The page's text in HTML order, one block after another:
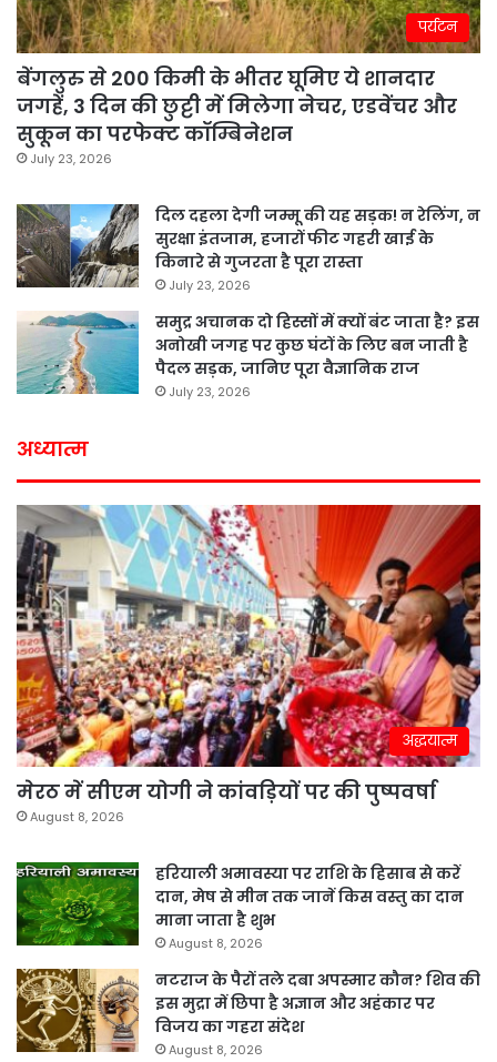
पर्यटन
बेंगलुरु से 200 किमी के भीतर घूमिए ये शानदार
जगहें, 3 दिन की छुट्टी में मिलेगा नेचर, एडवेंचर और
सुकून का परफेक्ट कॉम्बिनेशन
July 23, 2026
दिल दहला देगी जम्मू की यह सड़क! न रेलिंग, न
सुरक्षा इंतजाम, हजारों फीट गहरी खाई के
किनारे से गुजरता है पूरा रास्ता
July 23, 2026
समुद्र अचानक दो हिस्सों में क्यों बंट जाता है? इस
अनोखी जगह पर कुछ घंटों के लिए बन जाती है
पैदल सड़क, जानिए पूरा वैज्ञानिक राज
July 23, 2026
अध्यात्म
अद्धयात्म
मेरठ में सीएम योगी ने कांवड़ियों पर की पुष्पवर्षा
August 8, 2026
हरियाली अमावस्या पर राशि के हिसाब से करें
दान, मेष से मीन तक जानें किस वस्तु का दान
माना जाता है शुभ
August 8, 2026
नटराज के पैरों तले दबा अपस्मार कौन? शिव की
इस मुद्रा में छिपा है अज्ञान और अहंकार पर
विजय का गहरा संदेश
August 8, 2026